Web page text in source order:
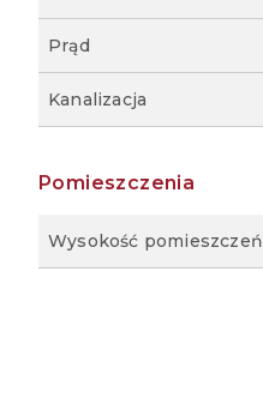
Prąd
Kanalizacja
Pomieszczenia
Wysokość pomieszczeń